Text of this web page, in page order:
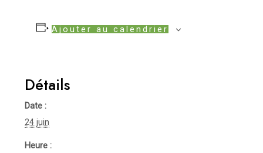
Ajouter au calendrier
Détails
Date :
24 juin
Heure :